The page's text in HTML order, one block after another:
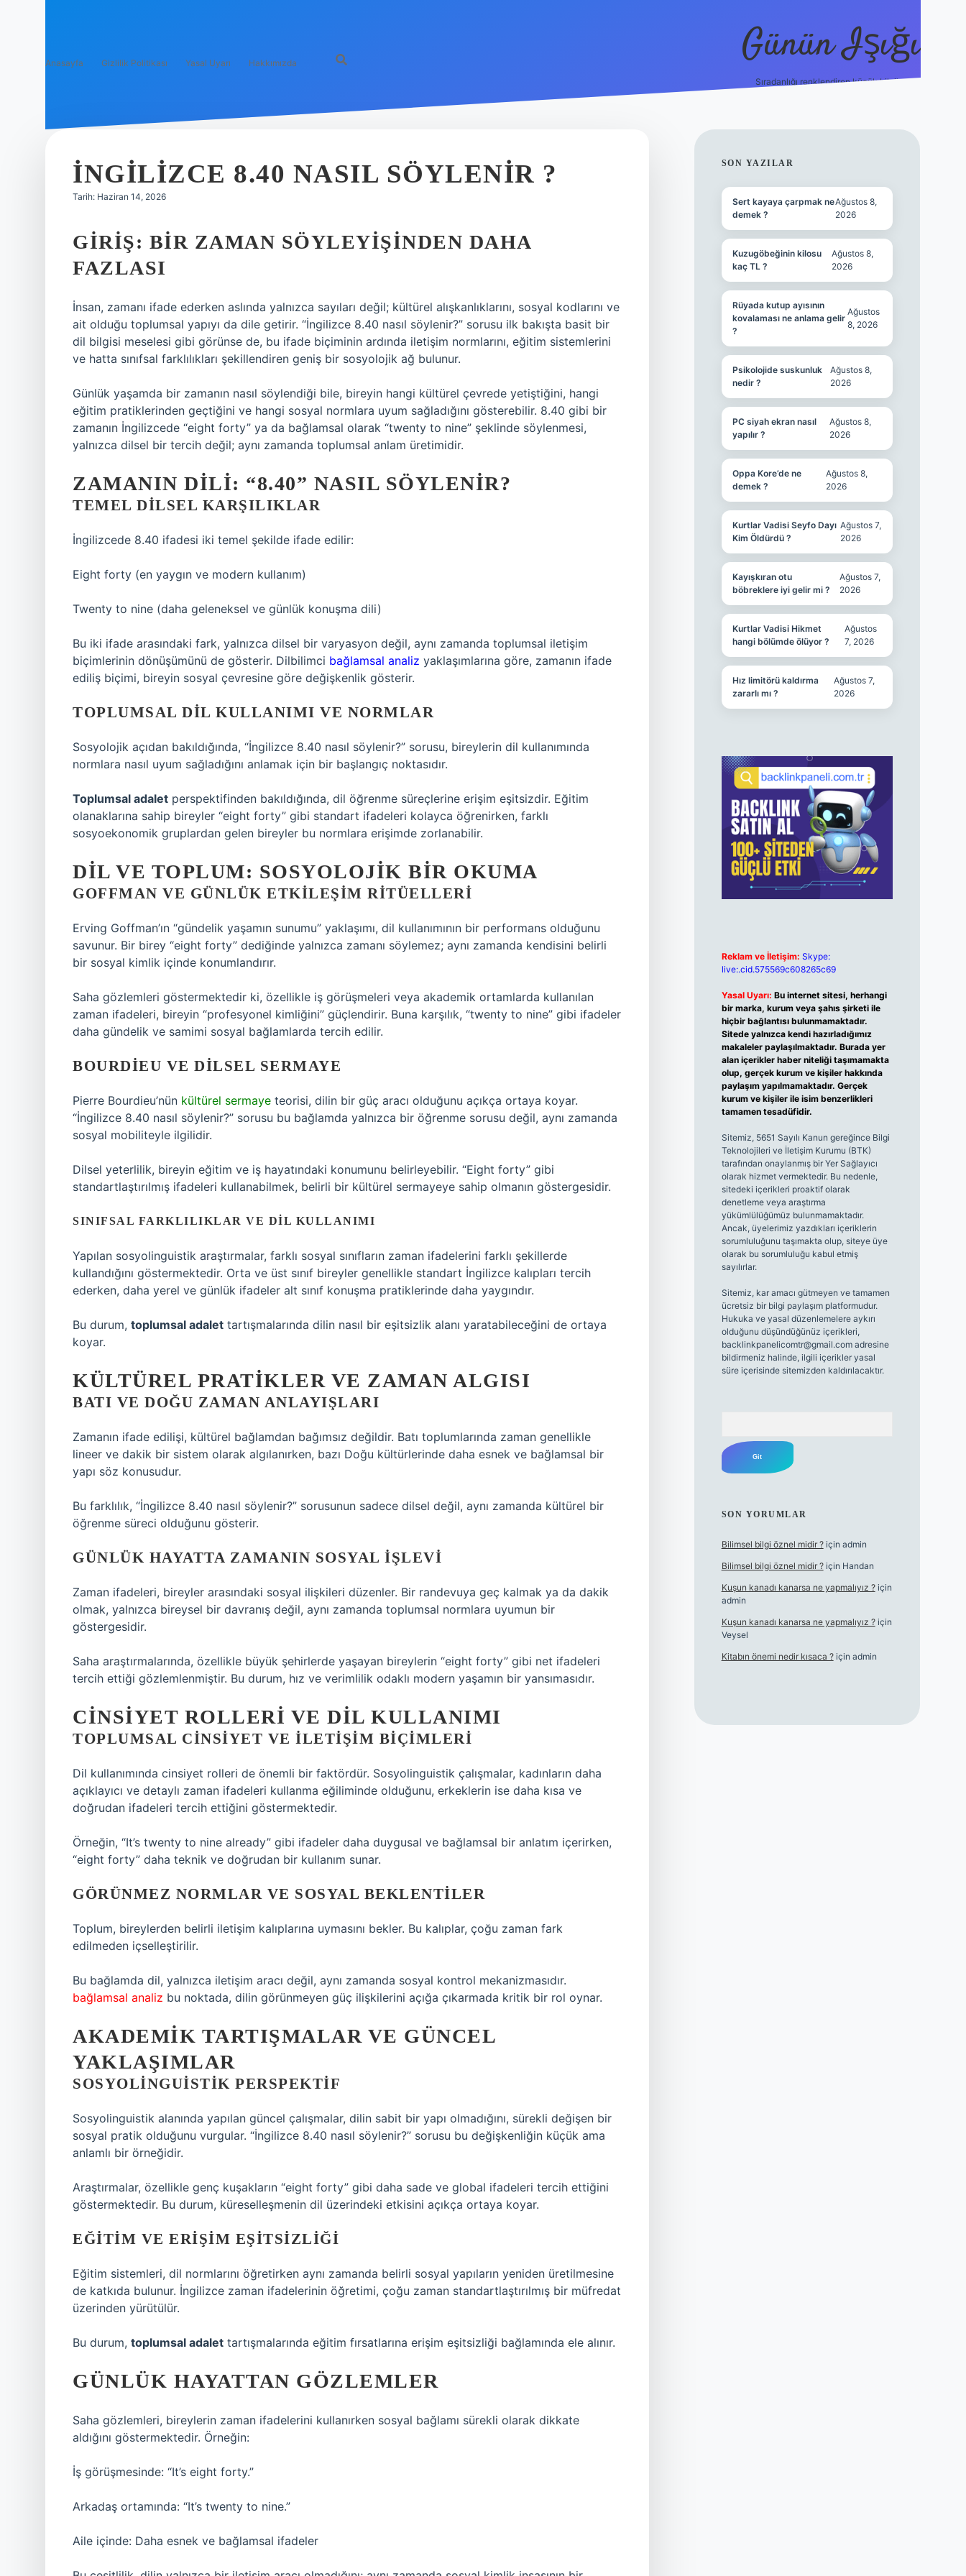
Anasayfa Gizlilik Politikası Yasal Uyarı Hakkımızda Günün Işığı
Sıradanlığı renklendiren küçük bilgiler.
İNGILIZCE 8.40 NASIL SÖYLENIR ?
Tarih: Haziran 14, 2026
GIRIŞ: BIR ZAMAN SÖYLEYIŞINDEN DAHA
FAZLASI
İnsan, zamanı ifade ederken aslında yalnızca sayıları değil; kültürel alışkanlıklarını, sosyal kodlarını ve
ait olduğu toplumsal yapıyı da dile getirir. “İngilizce 8.40 nasıl söylenir?” sorusu ilk bakışta basit bir
dil bilgisi meselesi gibi görünse de, bu ifade biçiminin ardında iletişim normlarını, eğitim sistemlerini
ve hatta sınıfsal farklılıkları şekillendiren geniş bir sosyolojik ağ bulunur.
Günlük yaşamda bir zamanın nasıl söylendiği bile, bireyin hangi kültürel çevrede yetiştiğini, hangi
eğitim pratiklerinden geçtiğini ve hangi sosyal normlara uyum sağladığını gösterebilir. 8.40 gibi bir
zamanın İngilizcede “eight forty” ya da bağlamsal olarak “twenty to nine” şeklinde söylenmesi,
yalnızca dilsel bir tercih değil; aynı zamanda toplumsal anlam üretimidir.
ZAMANIN DILI: “8.40” NASIL SÖYLENIR?
TEMEL DILSEL KARŞILIKLAR
İngilizcede 8.40 ifadesi iki temel şekilde ifade edilir:
Eight forty (en yaygın ve modern kullanım)
Twenty to nine (daha geleneksel ve günlük konuşma dili)
Bu iki ifade arasındaki fark, yalnızca dilsel bir varyasyon değil, aynı zamanda toplumsal iletişim
biçimlerinin dönüşümünü de gösterir. Dilbilimci bağlamsal analiz yaklaşımlarına göre, zamanın ifade
ediliş biçimi, bireyin sosyal çevresine göre değişkenlik gösterir.
TOPLUMSAL DIL KULLANIMI VE NORMLAR
Sosyolojik açıdan bakıldığında, “İngilizce 8.40 nasıl söylenir?” sorusu, bireylerin dil kullanımında
normlara nasıl uyum sağladığını anlamak için bir başlangıç noktasıdır.
Toplumsal adalet perspektifinden bakıldığında, dil öğrenme süreçlerine erişim eşitsizdir. Eğitim
olanaklarına sahip bireyler “eight forty” gibi standart ifadeleri kolayca öğrenirken, farklı
sosyoekonomik gruplardan gelen bireyler bu normlara erişimde zorlanabilir.
DIL VE TOPLUM: SOSYOLOJIK BIR OKUMA
GOFFMAN VE GÜNLÜK ETKILEŞIM RITÜELLERI
Erving Goffman’ın “gündelik yaşamın sunumu” yaklaşımı, dil kullanımının bir performans olduğunu
savunur. Bir birey “eight forty” dediğinde yalnızca zamanı söylemez; aynı zamanda kendisini belirli
bir sosyal kimlik içinde konumlandırır.
Saha gözlemleri göstermektedir ki, özellikle iş görüşmeleri veya akademik ortamlarda kullanılan
zaman ifadeleri, bireyin “profesyonel kimliğini” güçlendirir. Buna karşılık, “twenty to nine” gibi ifadeler
daha gündelik ve samimi sosyal bağlamlarda tercih edilir.
BOURDIEU VE DILSEL SERMAYE
Pierre Bourdieu’nün kültürel sermaye teorisi, dilin bir güç aracı olduğunu açıkça ortaya koyar.
“İngilizce 8.40 nasıl söylenir?” sorusu bu bağlamda yalnızca bir öğrenme sorusu değil, aynı zamanda
sosyal mobiliteyle ilgilidir.
Dilsel yeterlilik, bireyin eğitim ve iş hayatındaki konumunu belirleyebilir. “Eight forty” gibi
standartlaştırılmış ifadeleri kullanabilmek, belirli bir kültürel sermayeye sahip olmanın göstergesidir.
SINIFSAL FARKLILIKLAR VE DIL KULLANIMI
Yapılan sosyolinguistik araştırmalar, farklı sosyal sınıfların zaman ifadelerini farklı şekillerde
kullandığını göstermektedir. Orta ve üst sınıf bireyler genellikle standart İngilizce kalıpları tercih
ederken, daha yerel ve günlük ifadeler alt sınıf konuşma pratiklerinde daha yaygındır.
Bu durum, toplumsal adalet tartışmalarında dilin nasıl bir eşitsizlik alanı yaratabileceğini de ortaya
koyar.
KÜLTÜREL PRATIKLER VE ZAMAN ALGISI
BATI VE DOĞU ZAMAN ANLAYIŞLARI
Zamanın ifade edilişi, kültürel bağlamdan bağımsız değildir. Batı toplumlarında zaman genellikle
lineer ve dakik bir sistem olarak algılanırken, bazı Doğu kültürlerinde daha esnek ve bağlamsal bir
yapı söz konusudur.
Bu farklılık, “İngilizce 8.40 nasıl söylenir?” sorusunun sadece dilsel değil, aynı zamanda kültürel bir
öğrenme süreci olduğunu gösterir.
GÜNLÜK HAYATTA ZAMANIN SOSYAL İŞLEVI
Zaman ifadeleri, bireyler arasındaki sosyal ilişkileri düzenler. Bir randevuya geç kalmak ya da dakik
olmak, yalnızca bireysel bir davranış değil, aynı zamanda toplumsal normlara uyumun bir
göstergesidir.
Saha araştırmalarında, özellikle büyük şehirlerde yaşayan bireylerin “eight forty” gibi net ifadeleri
tercih ettiği gözlemlenmiştir. Bu durum, hız ve verimlilik odaklı modern yaşamın bir yansımasıdır.
CINSIYET ROLLERI VE DIL KULLANIMI
TOPLUMSAL CINSIYET VE İLETIŞIM BIÇIMLERI
Dil kullanımında cinsiyet rolleri de önemli bir faktördür. Sosyolinguistik çalışmalar, kadınların daha
açıklayıcı ve detaylı zaman ifadeleri kullanma eğiliminde olduğunu, erkeklerin ise daha kısa ve
doğrudan ifadeleri tercih ettiğini göstermektedir.
Örneğin, “It’s twenty to nine already” gibi ifadeler daha duygusal ve bağlamsal bir anlatım içerirken,
“eight forty” daha teknik ve doğrudan bir kullanım sunar.
GÖRÜNMEZ NORMLAR VE SOSYAL BEKLENTILER
Toplum, bireylerden belirli iletişim kalıplarına uymasını bekler. Bu kalıplar, çoğu zaman fark
edilmeden içselleştirilir.
Bu bağlamda dil, yalnızca iletişim aracı değil, aynı zamanda sosyal kontrol mekanizmasıdır.
bağlamsal analiz bu noktada, dilin görünmeyen güç ilişkilerini açığa çıkarmada kritik bir rol oynar.
AKADEMIK TARTIŞMALAR VE GÜNCEL
YAKLAŞIMLAR
SOSYOLINGUISTIK PERSPEKTIF
Sosyolinguistik alanında yapılan güncel çalışmalar, dilin sabit bir yapı olmadığını, sürekli değişen bir
sosyal pratik olduğunu vurgular. “İngilizce 8.40 nasıl söylenir?” sorusu bu değişkenliğin küçük ama
anlamlı bir örneğidir.
Araştırmalar, özellikle genç kuşakların “eight forty” gibi daha sade ve global ifadeleri tercih ettiğini
göstermektedir. Bu durum, küreselleşmenin dil üzerindeki etkisini açıkça ortaya koyar.
EĞITIM VE ERIŞIM EŞITSIZLIĞI
Eğitim sistemleri, dil normlarını öğretirken aynı zamanda belirli sosyal yapıların yeniden üretilmesine
de katkıda bulunur. İngilizce zaman ifadelerinin öğretimi, çoğu zaman standartlaştırılmış bir müfredat
üzerinden yürütülür.
Bu durum, toplumsal adalet tartışmalarında eğitim fırsatlarına erişim eşitsizliği bağlamında ele alınır.
GÜNLÜK HAYATTAN GÖZLEMLER
Saha gözlemleri, bireylerin zaman ifadelerini kullanırken sosyal bağlamı sürekli olarak dikkate
aldığını göstermektedir. Örneğin:
İş görüşmesinde: “It’s eight forty.”
Arkadaş ortamında: “It’s twenty to nine.”
Aile içinde: Daha esnek ve bağlamsal ifadeler
SIDEBAR
SON YAZILAR
Sert kayaya çarpmak ne
demek ?
Ağustos 8,
2026
Kuzugöbeğinin kilosu
kaç TL ?
Ağustos 8,
2026
Rüyada kutup ayısının
kovalaması ne anlama gelir
?
Ağustos
8, 2026
Psikolojide suskunluk
nedir ?
Ağustos 8,
2026
PC siyah ekran nasıl
yapılır ?
Ağustos 8,
2026
Oppa Kore’de ne
demek ?
Ağustos 8,
2026
Kurtlar Vadisi Seyfo Dayı
Kim Öldürdü ?
Ağustos 7,
2026
Kayışkıran otu
böbreklere iyi gelir mi ?
Ağustos 7,
2026
Kurtlar Vadisi Hikmet
hangi bölümde ölüyor ?
Ağustos
7, 2026
Hız limitörü kaldırma
zararlı mı ?
Ağustos 7,
2026
Reklam ve İletişim: Skype:
live:.cid.575569c608265c69
Yasal Uyarı: Bu internet sitesi, herhangi
bir marka, kurum veya şahıs şirketi ile
hiçbir bağlantısı bulunmamaktadır.
Sitede yalnızca kendi hazırladığımız
makaleler paylaşılmaktadır. Burada yer
alan içerikler haber niteliği taşımamakta
olup, gerçek kurum ve kişiler hakkında
paylaşım yapılmamaktadır. Gerçek
kurum ve kişiler ile isim benzerlikleri
tamamen tesadüfidir.
Sitemiz, 5651 Sayılı Kanun gereğince Bilgi
Teknolojileri ve İletişim Kurumu (BTK)
tarafından onaylanmış bir Yer Sağlayıcı
olarak hizmet vermektedir. Bu nedenle,
sitedeki içerikleri proaktif olarak
denetleme veya araştırma
yükümlülüğümüz bulunmamaktadır.
Ancak, üyelerimiz yazdıkları içeriklerin
sorumluluğunu taşımakta olup, siteye üye
olarak bu sorumluluğu kabul etmiş
sayılırlar.
Sitemiz, kar amacı gütmeyen ve tamamen
ücretsiz bir bilgi paylaşım platformudur.
Hukuka ve yasal düzenlemelere aykırı
olduğunu düşündüğünüz içerikleri,
backlinkpanelicomtr@gmail.comadresine
bildirmeniz halinde, ilgili içerikler yasal
süre içerisinde sitemizden kaldırılacaktır.
SON YORUMLAR
Bilimsel bilgi öznel midir ?için admin
Bilimsel bilgi öznel midir ?için Handan
Kuşun kanadı kanarsa ne yapmalıyız ?için
admin
Kuşun kanadı kanarsa ne yapmalıyız ?için
Veysel
Kitabın önemi nedir kısaca ?için admin
grand opera bet giriş